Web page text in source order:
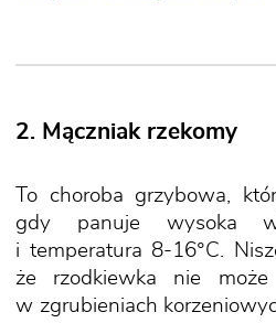
2. Mączniak rzekomy
To choroba grzybowa,
gdy panuje wysoka
i temperatura 8-16°C.
że rzodkiewka nie może
w zgrubieniach